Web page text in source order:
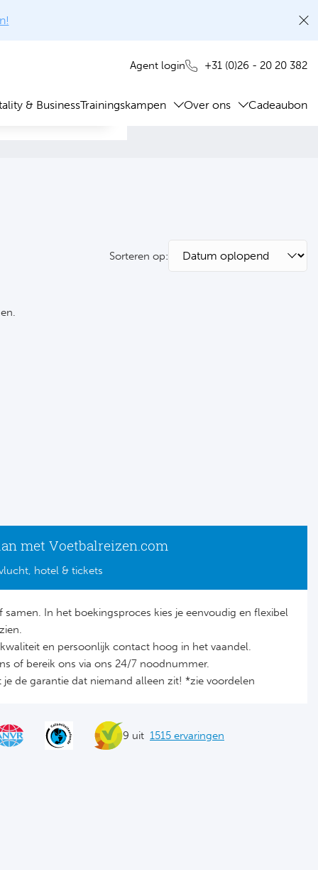
Agent login +31 (0)26 - 20 20 382
& BusinessTrainingskampen Over ons Cadeaubon
Sorteren op:
met Voetbalreizen.com
hotel & tickets
samen. In het boekingsproces kies je eenvoudig en flexibel
en persoonlijk contact hoog in het vaandel.
of bereik ons via ons 24/7 noodnummer.
de garantie dat niemand alleen zit! *zie voordelen
9 uit 1515 ervaringen